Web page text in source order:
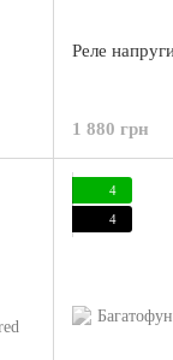
Реле
1 880 грн
4
4